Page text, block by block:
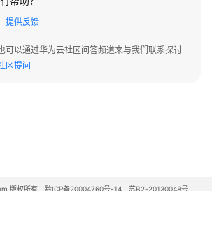
提供反馈
可以通过华为云社区问答频道来与我们联系探讨
区提问
版权所有 黔ICP备20004760号-14
苏B2-20130048号